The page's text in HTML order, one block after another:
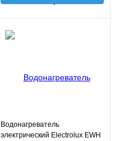
Водонагреватель
электрический Electrolux EWH